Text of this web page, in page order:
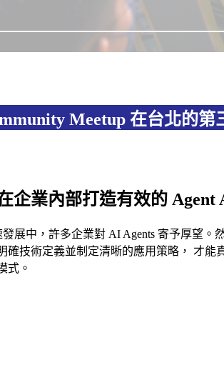
Meetup 在台北的第
企業內部打造有效的 Agent
展中，許多企業對 AI Agents 寄予厚望
確技術定義並制定清晰的應用策略， 才
式。